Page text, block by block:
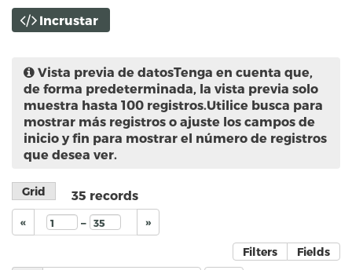
Incrustar
Vista previa de datosTenga en cuenta que,
de forma predeterminada, la vista previa solo
muestra hasta 100 registros.Utilice busca para
mostrar más registros o ajuste los campos de
inicio y fin para mostrar el número de registros
que desea ver.
Grid 35 records
« – »
Filters
Fields